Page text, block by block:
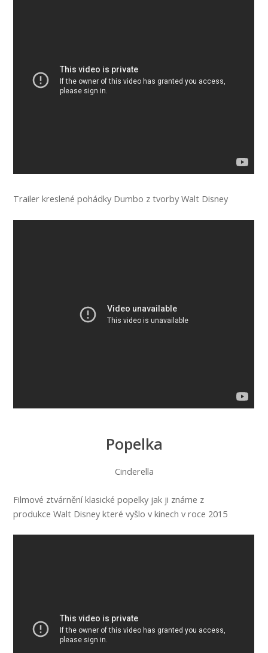
Trailer kreslené pohádky Dumbo z tvorby Walt Disney
Popelka
Cinderella
Filmové ztvárnění klasické popelky jak ji známe z
produkce Walt Disney které vyšlo v kinech v roce 2015